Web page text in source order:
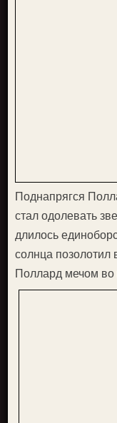
Поднапрягся
стал одолевать
длилось
солнца позолотил
Поллард мечом во